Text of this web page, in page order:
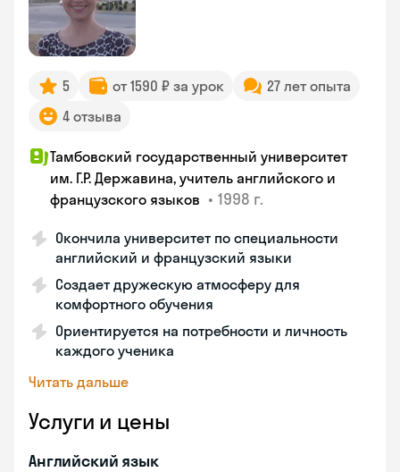
5 от 1590 ₽ за урок
27 лет опыта
4 отзыва
Тамбовский государственный университет
им. Г.Р. Державина, учитель английского и
французского языков • 1998 г.
Окончила университет по специальности
английский и французский языки
Создает дружескую атмосферу для
комфортного обучения
Ориентируется на потребности и личность
каждого ученика
Читать дальше
Услуги и цены
Английский язык